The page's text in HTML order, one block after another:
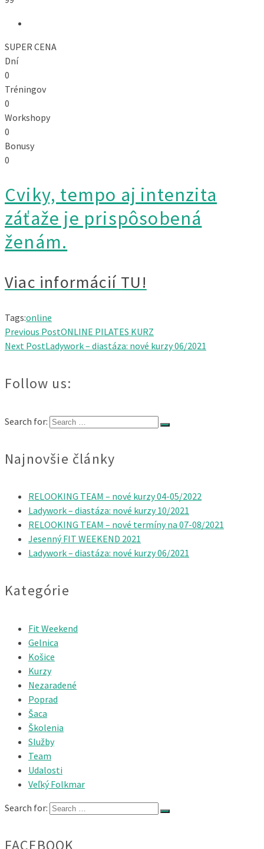
SUPER CENA
Dní
0
Tréningov
0
Workshopy
0
Bonusy
0
Cviky, tempo aj intenzita
záťaže je prispôsobená
ženám.
Viac informácií TU!
Tags:online
Previous PostONLINE PILATES KURZ
Next PostLadywork – diastáza: nové kurzy 06/2021
Follow us:
Search for:
Najnovšie články
RELOOKING TEAM – nové kurzy 04-05/2022
Ladywork – diastáza: nové kurzy 10/2021
RELOOKING TEAM – nové termíny na 07-08/2021
Jesenný FIT WEEKEND 2021
Ladywork – diastáza: nové kurzy 06/2021
Kategórie
Fit Weekend
Gelnica
Košice
Kurzy
Nezaradené
Poprad
Šaca
Školenia
Služby
Team
Udalosti
Veľký Folkmar
Search for:
FACEBOOK